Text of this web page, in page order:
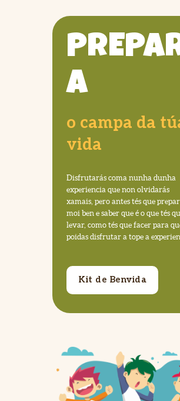
A
o campa da
vida
Disfrutarás coma nunha dunha
experiencia que non olvidarás
xamais, pero antes tés que
moi ben e saber que é o que tés
levar, como tés que facer para
poidas disfrutar a tope a
Kit de Benvida